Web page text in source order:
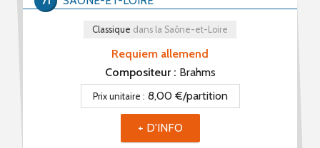
Requiem allemend
Classique dans la Saône-et-Loire
Compositeur : Brahms
Prix unitaire : 8,00 €/partition
+ D'INFO